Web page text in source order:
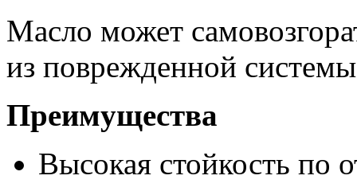
Масло может
из поврежденной
Преимущества
Высокая стойкость по